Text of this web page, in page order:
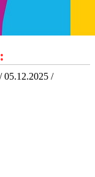
05.12.2025 /